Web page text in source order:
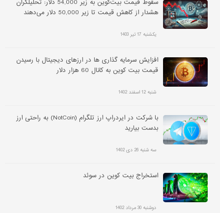
سقوط قیمت بیت‌کوین به زیر 54,000 دلار: تحلیلگران
هشدار از کاهش قیمت تا زیر 50,000 دلار می‌دهند
یکشنبه 17 تیر 1403
افزایش سرمایه گذاری ها در ارزهای دیجیتال با رسیدن
قیمت بیت کوین به کانال 60 هزار دلار
شنبه 12 اسفند 1402
با شرکت در ایردراپ ارز تلگرام (NotCoin) به راحتی ارز
بدست بیارید
سه شنبه 26 دی 1402
استخراج بیت کوین در سوئد
دوشنبه 30 مرداد 1402